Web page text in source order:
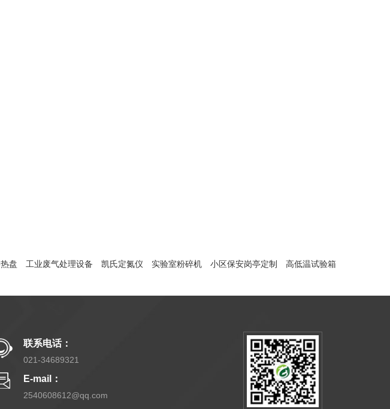
盘 工业废气处理设备 凯氏定氮仪 实验室粉碎机 小区保安岗亭定制 高低温试验箱
联系电话：
021-34689321
E-mail：
2540608612@qq.com